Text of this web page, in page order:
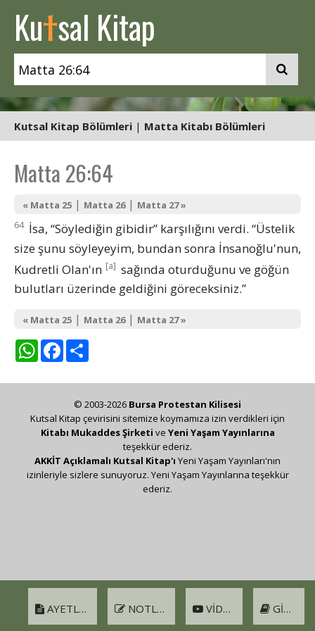
Kutsal Kitap
Kutsal Kitap Bölümleri | Matta Kitabı Bölümleri
Matta 26:64
« Matta 25 | Matta 26| Matta 27 »
64 İsa, “Söylediğin gibidir” karşılığını verdi. “Üstelik
size şunu söyleyeyim, bundan sonra İnsanoğlu'nun,
Kudretli Olan'ın [a] sağında oturduğunu ve göğün
bulutları üzerinde geldiğini göreceksiniz.”
« Matta 25 | Matta 26| Matta 27 »
WhatsAppFacebook
AYETLER NOTLAR VIDEO GIRIŞ
© 2003-2026 Bursa Protestan Kilisesi
Kutsal Kitap çevirisini sitemize koymamıza izin verdikleri için
Kitabı Mukaddes Şirketi ve Yeni Yaşam Yayınlarına
teşekkür ederiz.
AKKİT Açıklamalı Kutsal Kitap'ı Yeni Yaşam Yayınları'nın
izinleriyle sizlere sunuyoruz. Yeni Yaşam Yayınlarına teşekkür
ederiz.